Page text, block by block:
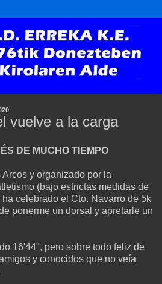
vuelve a la carga
DE MUCHO TIEMPO
y organizado por la
(bajo estrictas medidas de
celebrado el Cto. Navarro de 5k
ponerme un dorsal y apretarle un
16'44", pero sobre todo feliz de
y conocidos que no veía